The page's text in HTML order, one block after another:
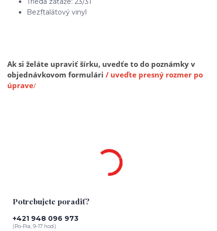
Bezftalátový vinyl
Ak si želáte upraviť šírku, uvedťe to do poznámky v
objednávkovom formulári / uveďte presný rozmer po
úprave/
Potrebujete poradiť?
+421 948 096 973
(Po-Pia, 9-17 hod.)